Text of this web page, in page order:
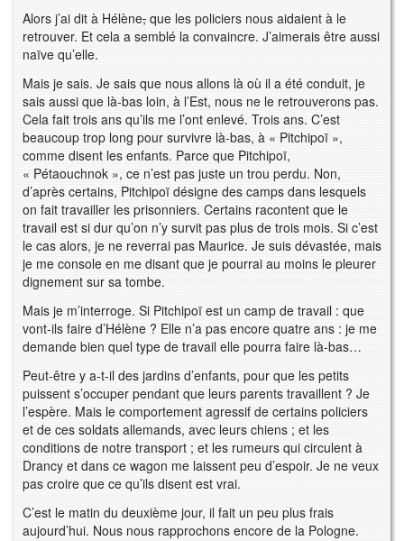
Alors j’ai dit à Hélène, que les policiers nous aidaient à le
retrouver. Et cela a semblé la convaincre. J’aimerais être aussi
naïve qu’elle.
Mais je sais. Je sais que nous allons là où il a été conduit, je
sais aussi que là-bas loin, à l’Est, nous ne le retrouverons pas.
Cela fait trois ans qu’ils me l’ont enlevé. Trois ans. C’est
beaucoup trop long pour survivre là-bas, à « Pitchipoï »,
comme disent les enfants. Parce que Pitchipoï,
« Pétaouchnok », ce n’est pas juste un trou perdu. Non,
d’après certains, Pitchipoï désigne des camps dans lesquels
on fait travailler les prisonniers. Certains racontent que le
travail est si dur qu’on n’y survit pas plus de trois mois. Si c’est
le cas alors, je ne reverrai pas Maurice. Je suis dévastée, mais
je me console en me disant que je pourrai au moins le pleurer
dignement sur sa tombe.
Mais je m’interroge. Si Pitchipoï est un camp de travail : que
vont-ils faire d’Hélène ? Elle n’a pas encore quatre ans : je me
demande bien quel type de travail elle pourra faire là-bas…
Peut-être y a-t-il des jardins d’enfants, pour que les petits
puissent s’occuper pendant que leurs parents travaillent ? Je
l’espère. Mais le comportement agressif de certains policiers
et de ces soldats allemands, avec leurs chiens ; et les
conditions de notre transport ; et les rumeurs qui circulent à
Drancy et dans ce wagon me laissent peu d’espoir. Je ne veux
pas croire que ce qu’ils disent est vrai.
C’est le matin du deuxième jour, il fait un peu plus frais
aujourd’hui. Nous nous rapprochons encore de la Pologne.